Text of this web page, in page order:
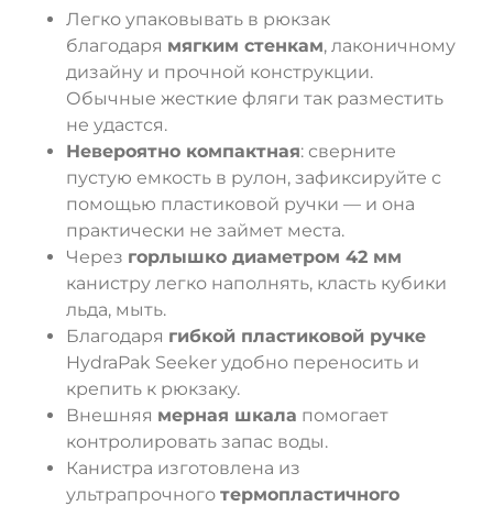
Легко упаковывать в рюкзак
благодаря мягким стенкам, лаконичному
дизайну и прочной конструкции.
Обычные жесткие фляги так разместить
не удастся.
Невероятно компактная: сверните
пустую емкость в рулон, зафиксируйте с
помощью пластиковой ручки — и она
практически не займет места.
Через горлышко диаметром 42 мм
канистру легко наполнять, класть кубики
льда, мыть.
Благодаря гибкой пластиковой ручке
HydraPak Seeker удобно переносить и
крепить к рюкзаку.
Внешняя мерная шкала помогает
контролировать запас воды.
Канистра изготовлена из
ультрапрочного термопластичного